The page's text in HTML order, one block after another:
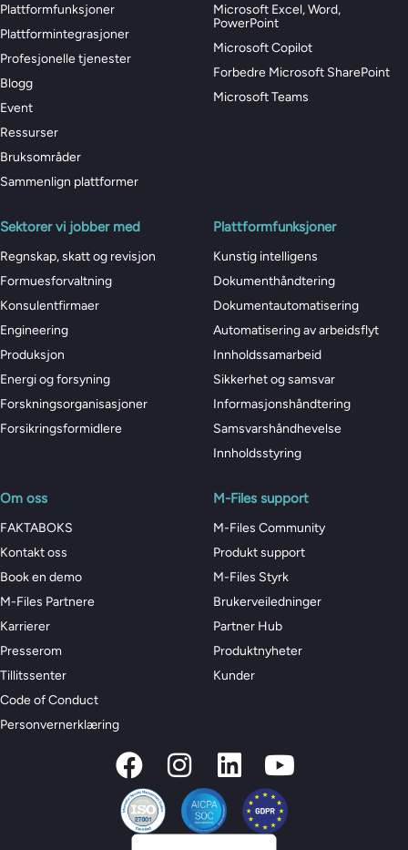
Plattformfunksjoner
Plattformintegrasjoner
Profesjonelle tjenester
Blogg
Event
Ressurser
Bruksområder
Sammenlign plattformer
Microsoft Excel, Word,
PowerPoint
Microsoft Copilot
Forbedre Microsoft SharePoint
Microsoft Teams
Sektorer vi jobber med
Regnskap, skatt og revisjon
Formuesforvaltning
Konsulentfirmaer
Engineering
Produksjon
Energi og forsyning
Forskningsorganisasjoner
Forsikringsformidlere
Plattformfunksjoner
Kunstig intelligens
Dokumenthåndtering
Dokumentautomatisering
Automatisering av arbeidsflyt
Innholdssamarbeid
Sikkerhet og samsvar
Informasjonshåndtering
Samsvarshåndhevelse
Innholdsstyring
Om oss
FAKTABOKS
Kontakt oss
Book en demo
M-Files Partnere
Karrierer
Presserom
Tillitssenter
Code of Conduct
Personvernerklæring
M-Files support
M-Files Community
Produkt support
M-Files Styrk
Brukerveiledninger
Partner Hub
Produktnyheter
Kunder